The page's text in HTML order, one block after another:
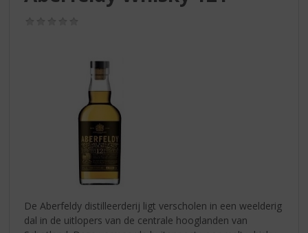
De Aberfeldy distilleerderij ligt verscholen in een weelderig
dal in de uitlopers van de centrale hooglanden van